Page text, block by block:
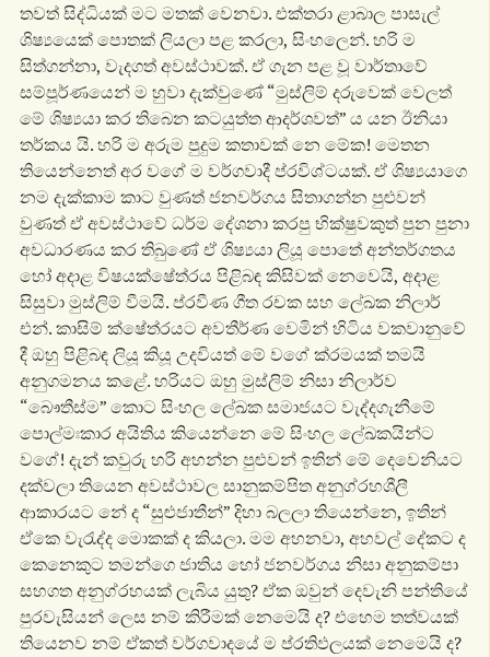
තවත් සිද්ධියක් මට මතක් වෙනවා. එක්තරා ළාබාල පාසැල්
ශිෂ්‍යයෙක් පොතක් ලියලා පළ කරලා, සිංහලෙන්. හරි ම
සිත්ගන්නා, වැදගත් අවස්ථාවක්. ඒ ගැන පළ වූ වාර්තාවේ
සම්පූර්ණයෙන් ම හුවා දැක්වුණේ “මුස්ලිම් දරුවෙක් වෙලත්
මේ ශිෂ්‍යයා කර තිබෙන කටයුත්ත ආදර්ශවත්” ය යන ඊනියා
තර්කය යි. හරි ම අරුම පුදුම කතාවක් නෙ මේක! මෙතන
තියෙන්නෙත් අර වගේ ම වර්ගවාදී ප්රවිශ්ටයක්. ඒ ශිෂ්‍යයාගෙ
නම දැක්කාම කාට වුණත් ජනවර්ගය සිතාගන්න පුළුවන්
වුණත් ඒ අවස්ථාවේ ධර්ම දේශනා කරපු භික්ෂුවකුත් පුන පුනා
අවධාරණය කර තිබුණේ ඒ ශිෂ්‍යයා ලියූ පො‍තේ අන්තර්ගතය
හෝ අදාළ විෂයක්ෂේත්රය පිළිබඳ කිසිවක් නෙවෙයි, අදාළ
සිසුවා මුස්ලිම් වීමයි. ප්රවීණ ගීත රචක සහ ලේඛක නිලාර්
එන්. කාසිම් ක්ෂේත්රයට අවතීර්ණ වෙමින් හිටිය වකවානුවේ
දී ඔහු පිළිබඳ ලියූ කියූ උදවියත් මේ වගේ ක්රමයක් තමයි
අනුගමනය කළේ. හරියට ඔහු මුස්ලිම් නිසා නිලාර්ව
“බෞතීස්ම” කොට සිංහල ලේඛක සමාජයට වැද්දගැනීමේ
පොල්මඃකාර අයිතිය කියෙන්නෙ මේ සිංහල ලේඛකයින්ට
වගේ! දැන් කවුරු හරි අහන්න පුළුවන් ඉතින් මේ දෙවෙනියට
දක්වලා තියෙන අවස්ථාවල සානුකම්පිත අනුග්රහශීලී
ආකාරයට නේ ද “සුළුජාතීන්” දිහා බලලා තියෙන්නෙ, ඉතින්
ඒකෙ වැරැද්ද මොකක් ද කියලා. මම අහනවා, අහවල් දේකට ද
කෙනෙකුට තමන්ගෙ ජාතිය හෝ ජනවර්ගය නිසා අනුකම්පා
සහගත අනුග්රහයක් ලැබිය යුතු? ඒක ඔවුන් දෙවැනි පන්තියේ
පුරවැසියන් ලෙස නම් කිරීමක් නෙමෙයි ද? එහෙම තත්වයක්
තියෙනව නම් ඒකත් වර්ගවාදයේ ම ප්රතිඵලයක් නෙමෙයි ද?